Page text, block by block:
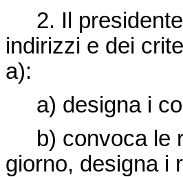
2. Il presidente
indirizzi e dei
a):
a) designa i
b) convoca le
giorno, designa i